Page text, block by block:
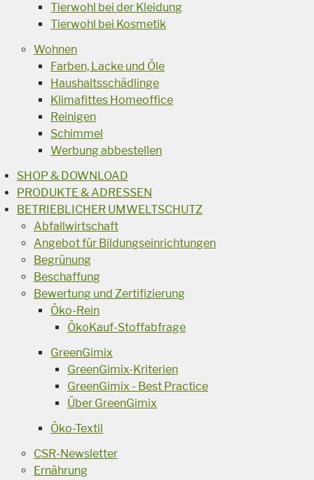
Tierwohl bei der Kleidung
Tierwohl bei Kosmetik
Wohnen
Farben, Lacke und Öle
Haushaltsschädlinge
Klimafittes Homeoffice
Reinigen
Schimmel
Werbung abbestellen
SHOP & DOWNLOAD
PRODUKTE & ADRESSEN
BETRIEBLICHER UMWELTSCHUTZ
Abfallwirtschaft
Angebot für Bildungseinrichtungen
Begrünung
Beschaffung
Bewertung und Zertifizierung
Öko-Rein
ÖkoKauf-Stoffabfrage
GreenGimix
GreenGimix-Kriterien
GreenGimix - Best Practice
Über GreenGimix
Öko-Textil
CSR-Newsletter
Ernährung